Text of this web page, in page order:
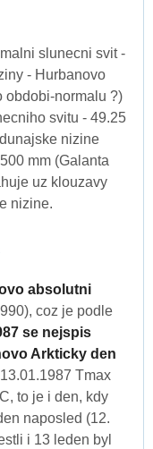
slunecni svit -
- Hurbanovo
obdobi-normalu ?)
svitu - 49.25
nizine
mm (Galanta
uz klouzavy
nizine.
absolutni
coz je podle
se nejspis
Arkticky den
Tmax
to je i den, kdy
naposled (12.
i 13 leden byl